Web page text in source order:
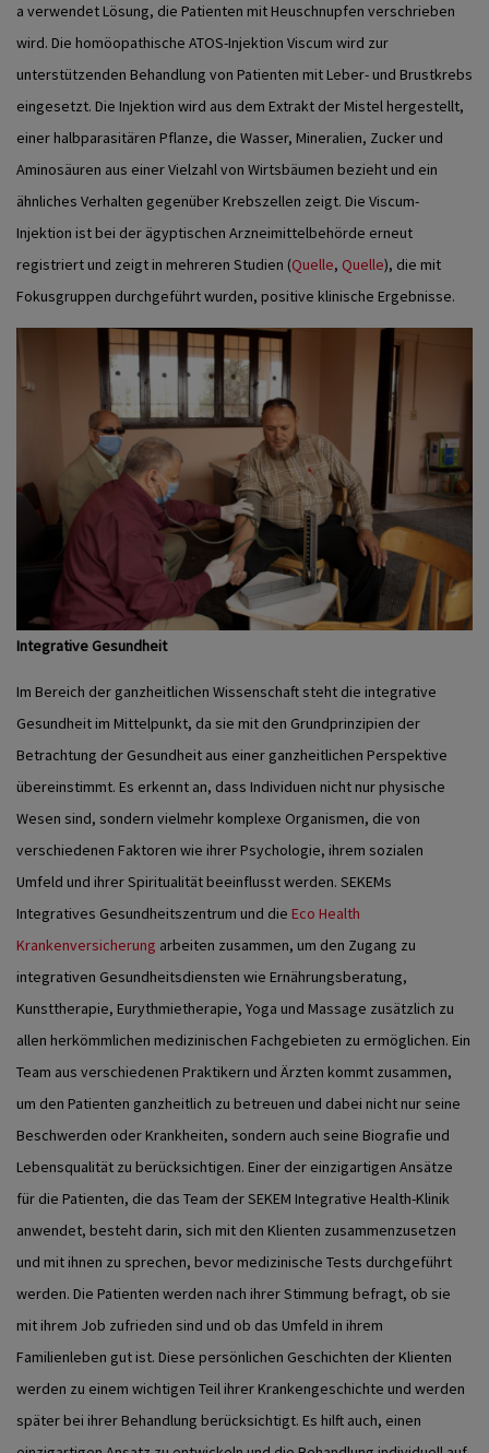
a verwendet Lösung, die Patienten mit Heuschnupfen verschrieben
wird. Die homöopathische ATOS-Injektion Viscum wird zur
unterstützenden Behandlung von Patienten mit Leber- und Brustkrebs
eingesetzt. Die Injektion wird aus dem Extrakt der Mistel hergestellt,
einer halbparasitären Pflanze, die Wasser, Mineralien, Zucker und
Aminosäuren aus einer Vielzahl von Wirtsbäumen bezieht und ein
ähnliches Verhalten gegenüber Krebszellen zeigt. Die Viscum-
Injektion ist bei der ägyptischen Arzneimittelbehörde erneut
registriert und zeigt in mehreren Studien (Quelle, Quelle), die mit
Fokusgruppen durchgeführt wurden, positive klinische Ergebnisse.
Integrative Gesundheit
Im Bereich der ganzheitlichen Wissenschaft steht die integrative
Gesundheit im Mittelpunkt, da sie mit den Grundprinzipien der
Betrachtung der Gesundheit aus einer ganzheitlichen Perspektive
übereinstimmt. Es erkennt an, dass Individuen nicht nur physische
Wesen sind, sondern vielmehr komplexe Organismen, die von
verschiedenen Faktoren wie ihrer Psychologie, ihrem sozialen
Umfeld und ihrer Spiritualität beeinflusst werden. SEKEMs
Integratives Gesundheitszentrum und die Eco Health
Krankenversicherung arbeiten zusammen, um den Zugang zu
integrativen Gesundheitsdiensten wie Ernährungsberatung,
Kunsttherapie, Eurythmietherapie, Yoga und Massage zusätzlich zu
allen herkömmlichen medizinischen Fachgebieten zu ermöglichen. Ein
Team aus verschiedenen Praktikern und Ärzten kommt zusammen,
um den Patienten ganzheitlich zu betreuen und dabei nicht nur seine
Beschwerden oder Krankheiten, sondern auch seine Biografie und
Lebensqualität zu berücksichtigen. Einer der einzigartigen Ansätze
für die Patienten, die das Team der SEKEM Integrative Health-Klinik
anwendet, besteht darin, sich mit den Klienten zusammenzusetzen
und mit ihnen zu sprechen, bevor medizinische Tests durchgeführt
werden. Die Patienten werden nach ihrer Stimmung befragt, ob sie
mit ihrem Job zufrieden sind und ob das Umfeld in ihrem
Familienleben gut ist. Diese persönlichen Geschichten der Klienten
werden zu einem wichtigen Teil ihrer Krankengeschichte und werden
später bei ihrer Behandlung berücksichtigt. Es hilft auch, einen